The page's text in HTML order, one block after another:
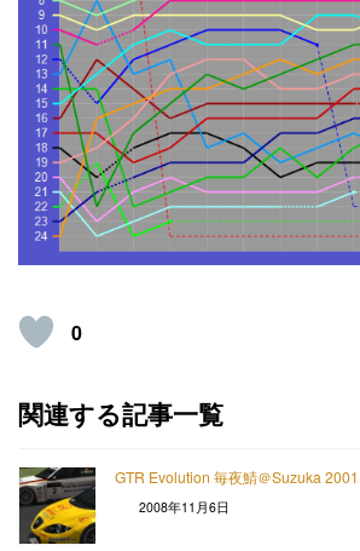
0
関連する記事一覧
GTR Evolution 毎夜鯖＠Suzuka 2001
2008年11月6日